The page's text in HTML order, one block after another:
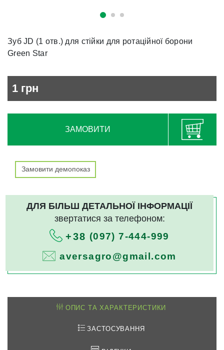
Зуб JD (1 отв.) для стійки для ротаційної борони
Green Star
1 грн
ЗАМОВИТИ
Замовити демопоказ
ДЛЯ БІЛЬШ ДЕТАЛЬНОЇ ІНФОРМАЦІЇ
звертатися за телефоном:
+38 (097) 7-444-999
aversagro@gmail.com
ОПИС ТА ХАРАКТЕРИСТИКИ
ЗАСТОСУВАННЯ